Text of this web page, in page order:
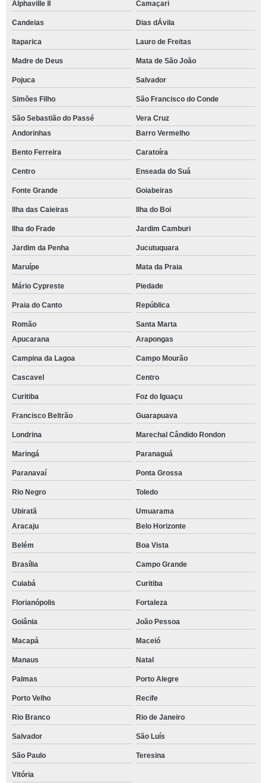
Alphaville II Camaçari
Candeias Dias dÁvila
Itaparica Lauro de Freitas
Madre de Deus Mata de São João
Pojuca Salvador
Simões Filho São Francisco do Conde
São Sebastião do Passé
Vera Cruz
Andorinhas
Barro Vermelho
Bento Ferreira Caratoíra
Centro Enseada do Suá
Fonte Grande Goiabeiras
Ilha das Caieiras Ilha do Boi
Ilha do Frade Jardim Camburi
Jardim da Penha Jucutuquara
Maruípe Mata da Praia
Mário Cypreste Piedade
Praia do Canto República
Romão
Santa Marta
Apucarana
Arapongas
Campina da Lagoa Campo Mourão
Cascavel Centro
Curitiba Foz do Iguaçu
Francisco Beltrão Guarapuava
Londrina Marechal Cândido Rondon
Maringá Paranaguá
Paranavaí Ponta Grossa
Rio Negro Toledo
Ubiratã
Umuarama
Aracaju
Belo Horizonte
Belém Boa Vista
Brasília Campo Grande
Cuiabá Curitiba
Florianópolis Fortaleza
Goiânia João Pessoa
Macapá Maceió
Manaus Natal
Palmas Porto Alegre
Porto Velho Recife
Rio Branco Rio de Janeiro
Salvador São Luís
São Paulo Teresina
Vitória